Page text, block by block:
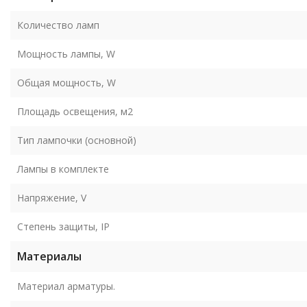
Количество ламп
Мощность лампы, W
Общая мощность, W
Площадь освещения, м2
Тип лампочки (основной)
Лампы в комплекте
Напряжение, V
Степень защиты, IP
Материалы
Материал арматуры.